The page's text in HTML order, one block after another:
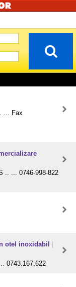
... Fax
.. ... 0746-998-822
otel inoxidabil
0743.167.622